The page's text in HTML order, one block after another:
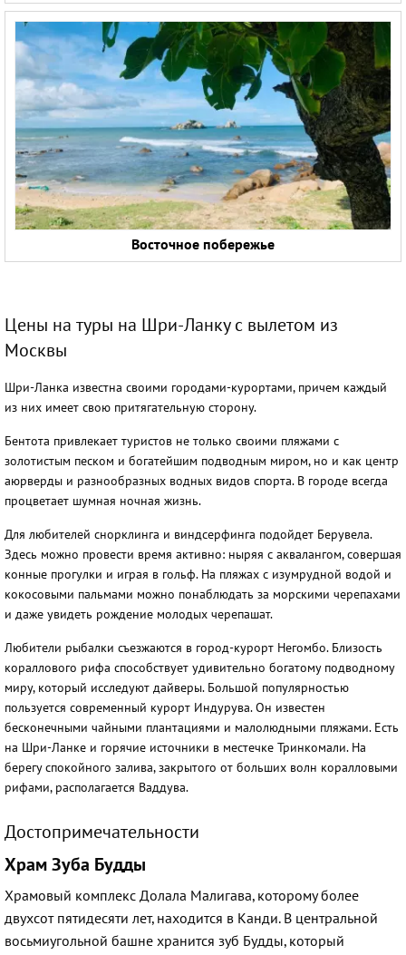
Восточное побережье
Цены на туры на Шри-Ланку с вылетом из
Москвы
Шри-Ланка известна своими городами-курортами, причем каждый
из них имеет свою притягательную сторону.
Бентота привлекает туристов не только своими пляжами с
золотистым песком и богатейшим подводным миром, но и как центр
аюрверды и разнообразных водных видов спорта. В городе всегда
процветает шумная ночная жизнь.
Для любителей снорклинга и виндсерфинга подойдет Берувела.
Здесь можно провести время активно: ныряя с аквалангом, совершая
конные прогулки и играя в гольф. На пляжах с изумрудной водой и
кокосовыми пальмами можно понаблюдать за морскими черепахами
и даже увидеть рождение молодых черепашат.
Любители рыбалки съезжаются в город-курорт Негомбо. Близость
кораллового рифа способствует удивительно богатому подводному
миру, который исследуют дайверы. Большой популярностью
пользуется современный курорт Индурува. Он известен
бесконечными чайными плантациями и малолюдными пляжами. Есть
на Шри-Ланке и горячие источники в местечке Тринкомали. На
берегу спокойного залива, закрытого от больших волн коралловыми
рифами, располагается Ваддува.
Достопримечательности
Храм Зуба Будды
Храмовый комплекс Долала Малигава, которому более
двухсот пятидесяти лет, находится в Канди. В центральной
восьмиугольной башне хранится зуб Будды, который